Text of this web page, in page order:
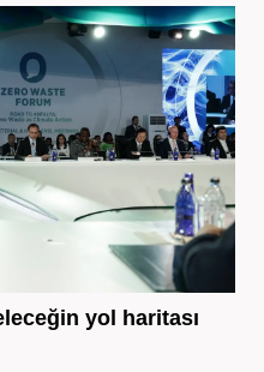
yol haritası